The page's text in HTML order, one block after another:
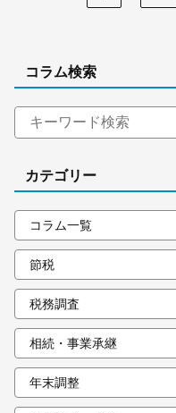
コラム検索
カテゴリー
コラム一覧
節税
税務調査
相続・事業承継
年末調整